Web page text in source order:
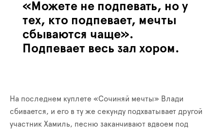
«Можете не подпевать, но у
тех, кто подпевает, мечты
сбываются чаще».
Подпевает весь зал хором.
На последнем куплете «Сочиняй мечты» Влади
сбивается, и его в ту же секунду подхватывает другой
участник Хамиль, песню заканчивают вдвоем под